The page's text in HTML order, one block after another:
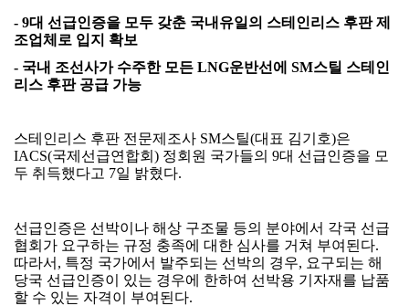
- 9대 선급인증을 모두 갖춘 국내유일의 스테인리스 후판 제
조업체로 입지 확보
- 국내 조선사가 수주한 모든 LNG운반선에 SM스틸 스테인
리스 후판 공급 가능
스테인리스 후판 전문제조사 SM스틸(대표 김기호)은
IACS(국제선급연합회 ) 정회원 국가들의 9대 선급인증을 모
두 취득했다고 7일 밝혔다.
선급인증은 선박이나 해상 구조물 등의 분야에서 각국 선급
협회가 요구하는 규정 충족에 대한 심사를 거쳐 부여된다.
따라서 , 특정 국가에서 발주되는 선박의 경우, 요구되는 해
당국 선급인증이 있는 경우에 한하여 선박용 기자재를 납품
할 수 있는 자격이 부여된다.